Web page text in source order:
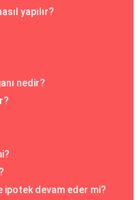
yapılır?
nedir?
ipotek devam eder mi?